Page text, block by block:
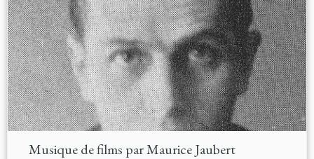
Musique de films par Maurice Jaubert